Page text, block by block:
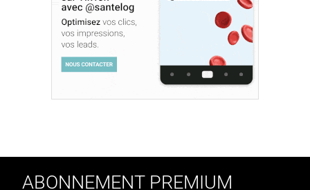
ABONNEMENT PREMIUM